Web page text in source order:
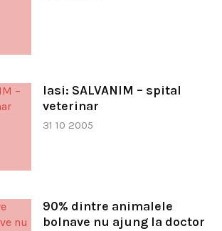
Iasi: SALVANIM – spital
veterinar
31 10 2005
90% dintre animalele
bolnave nu ajung la doctor